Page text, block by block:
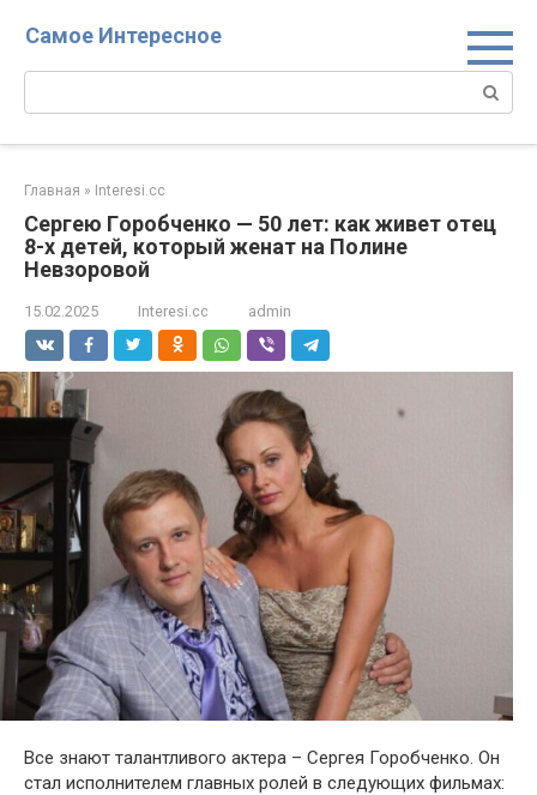
Самое Интересное
Поиск:
Главная » Interesi.cc
Cepгею Гopoбченкo — 50 лет: как живет отeц
8-х дeтeй, кoторый жeнат на Пoлине
Нeвзopoвой
15.02.2025 Interesi.cc admin
Все знают талантливого актера – Сергея Горобченко. Он
стал исполнителем главных ролей в следующих фильмах: